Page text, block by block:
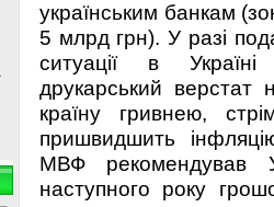
українським банкам
5 млрд грн). У разі
ситуації в
друкарський верстат
країну гривнею,
пришвидшить
МВФ рекомендував
наступного року